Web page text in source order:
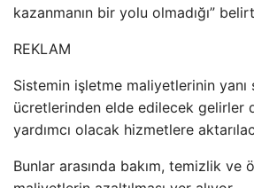
kazanmanın bir yolu olmadığı”
REKLAM
Sistemin işletme maliyetlerinin yanı
ücretlerinden elde edilecek gelirler
yardımcı olacak hizmetlere
Bunlar arasında bakım, temizlik ve